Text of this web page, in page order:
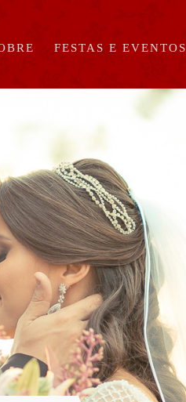
FESTAS E EVENTOS